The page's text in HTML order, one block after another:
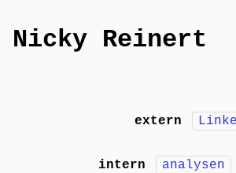
Nicky Reinert
extern
intern
analysen